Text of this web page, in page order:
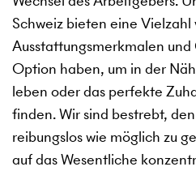
Schweiz bieten eine Vielzahl
Ausstattungsmerkmalen und
Option haben, um in der
leben oder das perfekte
finden. Wir sind bestrebt,
reibungslos wie möglich zu
auf das Wesentliche